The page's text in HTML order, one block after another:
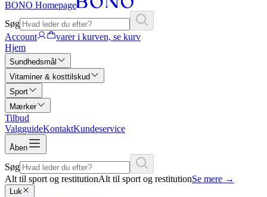
BONO Homepage
Søg
Account
varer i kurven, se kurv
Hjem
Sundhedsmål
Vitaminer & kosttilskud
Sport
Mærker
Tilbud
ValgguideKontaktKundeservice
Åben
Søg
Alt til sport og restitutionAlt til sport og restitutionSe mere →
Luk